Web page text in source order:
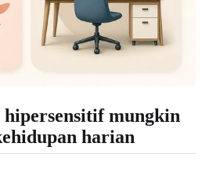
hipersensitif mungkin
harian